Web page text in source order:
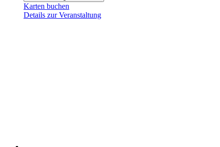
Karten buchen
Details zur Veranstaltung